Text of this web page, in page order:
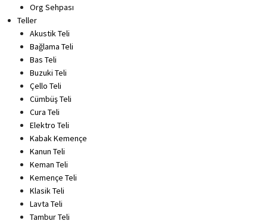
Org Sehpası
Teller
Akustik Teli
Bağlama Teli
Bas Teli
Buzuki Teli
Çello Teli
Cümbüş Teli
Cura Teli
Elektro Teli
Kabak Kemençe
Kanun Teli
Keman Teli
Kemençe Teli
Klasik Teli
Lavta Teli
Tambur Teli